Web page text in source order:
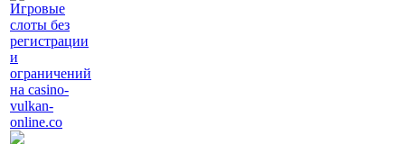
Игровые
слоты без
регистрации
и
ограничений
на casino-
vulkan-
online.co